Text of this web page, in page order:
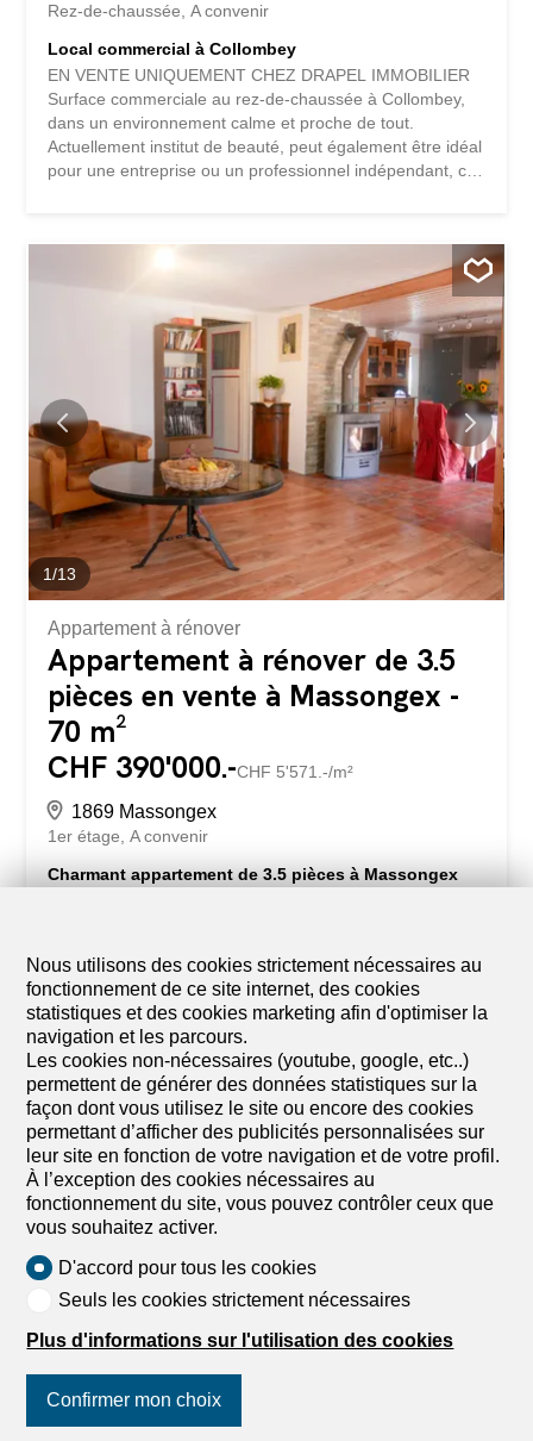
Rez-de-chaussée A convenir
Local commercial à Collombey
EN VENTE UNIQUEMENT CHEZ DRAPEL IMMOBILIER
Surface commerciale au rez-de-chaussée à Collombey,
dans un environnement calme et proche de tout.
Actuellement institut de beauté, peut également être idéal
pour une entreprise ou un professionnel indépendant, ce
est parfaitement desservi. Le bâtiment est en très bon
état, avec une visibilité optimale depuis la route. Les
commodités toutes proches : magasins, restaurants,
pharmacie, banque et poste sont à portée de main. À prix
attractif, ce local commercial offre un potentiel unique
dans un quartier dynamique. Voisine de l'église et proche
du centre du village de Collombey et de ses commodités
ou encore de la zone commerciale toute proche, cette
magnifique surface commerciale se distribue ainsi : Local
principal Réception Espace coiffeur Espace onglerie Puis
3 cabines 2 WC Cette surface commerciale est...
1/13
Appartement à rénover
Appartement à rénover de 3.5
pièces en vente à Massongex -
70 m²
CHF 390'000.-CHF 5'571.-/m²
1869 Massongex
1er étage A convenir
Charmant appartement de 3.5 pièces à Massongex
étage d’une petite PPE composée de seulement deux
appartements. Entièrement rénové en 2011 puis rafraîchi
en 2025 avec notamment le remplacement des fenêtres
et de la porte d’entrée, ce bien séduit par son
atmosphère chaleureuse et cosy. Les espaces sont bien
agencés et créent une ambiance douce au quotidien.
L'appartement est parfaitement habitable en l'état.
Quelques améliorations ou une remise au goût du jour
pourront être envisagées selon les envies de ses futurs
propriétaires, offrant ainsi un beau potentiel de
personnalisation sans nécessiter une rénovation
complète. La vue sur le village et le parc environnant, très
arboré, apportent un charme supplémentaire à cet
appartement plein de cachet. Sa situation est idéale, à
proximité immédiate des commodités, des écoles, des
arrêts de bus...
Nous utilisons des cookies strictement nécessaires au
fonctionnement de ce site internet, des cookies
statistiques et des cookies marketing afin d'optimiser la
navigation et les parcours.
Les cookies non-nécessaires (youtube, google, etc..)
permettent de générer des données statistiques sur la
façon dont vous utilisez le site ou encore des cookies
permettant d’afficher des publicités personnalisées sur
leur site en fonction de votre navigation et de votre profil.
À l’exception des cookies nécessaires au
fonctionnement du site, vous pouvez contrôler ceux que
vous souhaitez activer.
D'accord pour tous les cookies
Seuls les cookies strictement nécessaires
Plus d'informations sur l'utilisation des cookies
Confirmer mon choix